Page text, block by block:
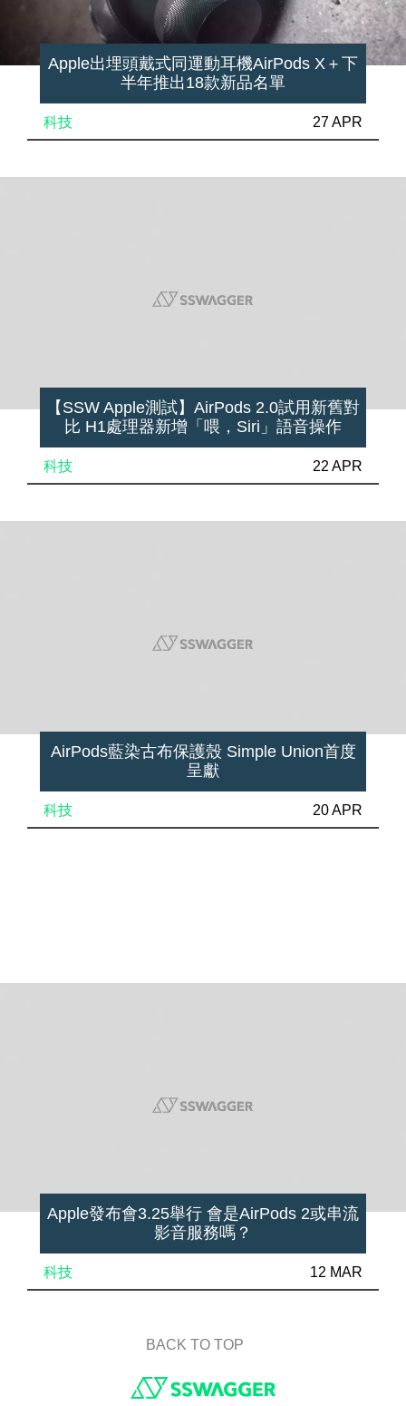
Apple出埋頭戴式同運動耳機AirPods X＋下
半年推出18款新品名單
科技 27 APR
【SSW Apple測試】AirPods 2.0試用新舊對
比 H1處理器新增「喂，Siri」語音操作
科技 22 APR
AirPods藍染古布保護殼 Simple Union首度
呈獻
科技 20 APR
Apple發布會3.25舉行 會是AirPods 2或串流
影音服務嗎？
科技 12 MAR
BACK TO TOP